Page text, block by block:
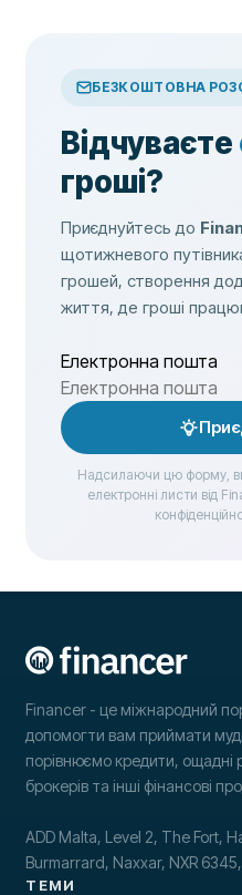
БЕЗКОШТОВНА
Відчуваєте
гроші?
Приєднуйтесь до
щотижневого
грошей, створення
життя, де гроші
Електронна пошта
Надсилаючи цю форму,
електронні листи від
Financer - це міжнародний
допомогти вам приймати
порівнюємо кредити, ощадні
брокерів та інші фінансові
ADD Malta, Level 2, The Fort,
Burmarrard, Naxxar, NXR
ТЕМИ